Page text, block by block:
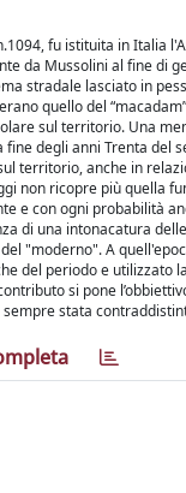
fu istituita in Italia
da Mussolini al fine di
stradale lasciato in
quello del
sul territorio. Una
degli anni Trenta del
territorio, anche in
non ricopre più quella
e con ogni probabilità
di una intonacatura
"moderno". A
del periodo e
si pone
stata